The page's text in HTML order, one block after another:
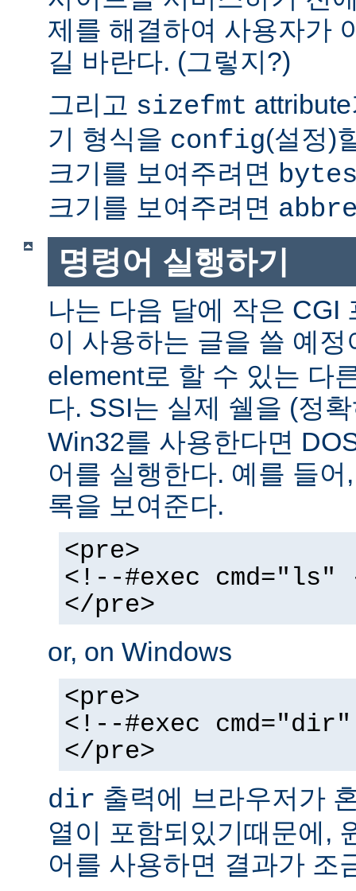
제를 해결하여 사용자가
길 바란다. (그렇지?)
그리고 sizefmt
기 형식을 config(설정)
크기를 보여주려면
크기를 보여주려면
명령어 실행하기
나는 다음 달에 작은 CGI
이 사용하는 글을 쓸 예
element로 할 수 있는 다
다. SSI는 실제 쉘을 (정
Win32를 사용한다면
어를 실행한다. 예를 들
록을 보여준다.
<pre>
<!--#exec cmd="ls"
</pre>
or, on Windows
<pre>
<!--#exec
</pre>
dir 출력에 브라우저가
열이 포함되있기때문에,
어를 사용하면 결과가 조